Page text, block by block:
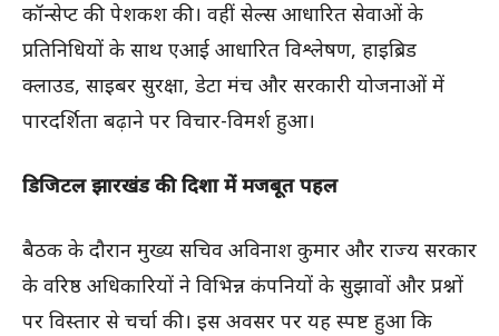
कॉन्सेप्ट की पेशकश की। वहीं सेल्स आधारित सेवाओं के
प्रतिनिधियों के साथ एआई आधारित विश्लेषण, हाइब्रिड
क्लाउड, साइबर सुरक्षा, डेटा मंच और सरकारी योजनाओं में
पारदर्शिता बढ़ाने पर विचार-विमर्श हुआ।
डिजिटल झारखंड की दिशा में मजबूत पहल
बैठक के दौरान मुख्य सचिव अविनाश कुमार और राज्य सरकार
के वरिष्ठ अधिकारियों ने विभिन्न कंपनियों के सुझावों और प्रश्नों
पर विस्तार से चर्चा की। इस अवसर पर यह स्पष्ट हुआ कि